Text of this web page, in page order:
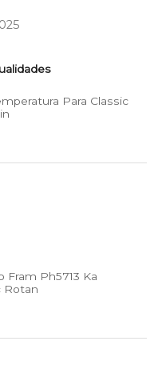
Para Classic
Ph5713 Ka
Rotan